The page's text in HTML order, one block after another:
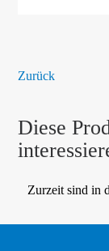
Zurück
Diese
Zurzeit sind in